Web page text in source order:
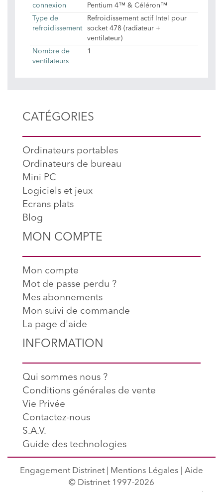
connexion
Pentium 4™ & Céléron™
Type de
refroidissement
Refroidissement actif Intel pour
socket 478 (radiateur +
ventilateur)
Nombre de
ventilateurs
1
CATÉGORIES
Ordinateurs portables
Ordinateurs de bureau
Mini PC
Logiciels et jeux
Ecrans plats
Blog
MON COMPTE
Mon compte
Mot de passe perdu ?
Mes abonnements
Mon suivi de commande
La page d'aide
INFORMATION
Qui sommes nous ?
Conditions générales de vente
Vie Privée
Contactez-nous
S.A.V.
Guide des technologies
Engagement Distrinet Mentions Légales
Aide
© Distrinet 1997-2026